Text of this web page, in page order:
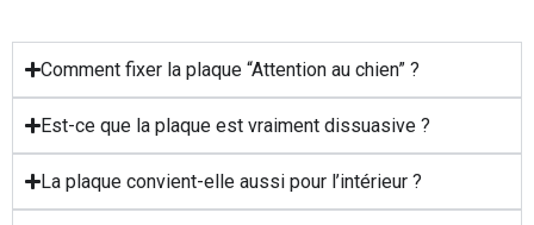
Comment fixer la plaque “Attention au chien” ?
Est-ce que la plaque est vraiment dissuasive ?
La plaque convient-elle aussi pour l’intérieur ?